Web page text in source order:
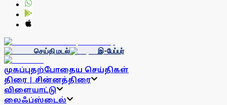
செய்தி மடல் இ-பேப்பர்
முகப்புதற்போதைய செய்திகள்
திரை | சின்னத்திரை
விளையாட்டு
லைஃப்ஸ்டைல்